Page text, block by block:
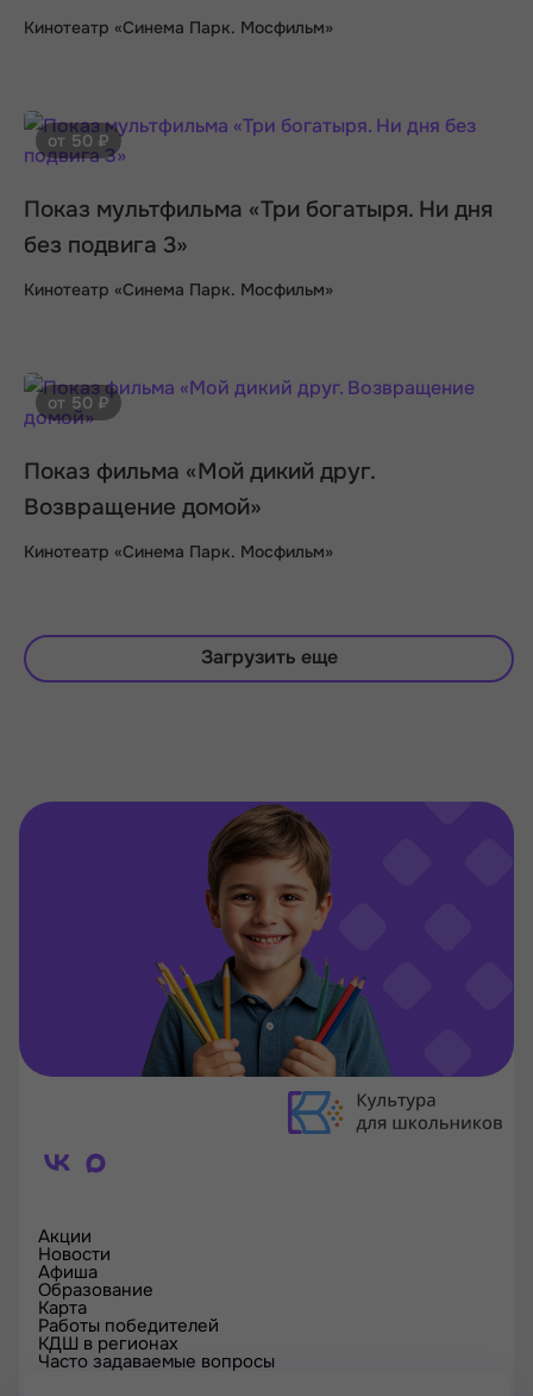
Кинотеатр «Синема Парк. Мосфильм»
от 50 ₽
Показ мультфильма «Три богатыря. Ни дня
без подвига 3»
Кинотеатр «Синема Парк. Мосфильм»
от 50 ₽
Показ фильма «Мой дикий друг.
Возвращение домой»
Кинотеатр «Синема Парк. Мосфильм»
Загрузить еще
Акции
Новости
Афиша
Образование
Карта
Работы победителей
КДШ в регионах
Часто задаваемые вопросы
Проверка сертификата